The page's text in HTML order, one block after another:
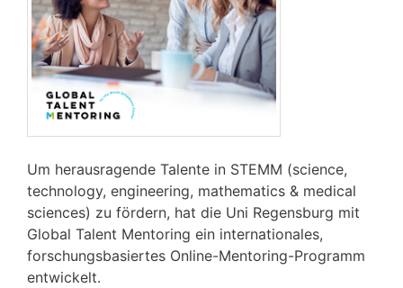
Um herausragende Talente in STEMM (science,
technology, engineering, mathematics & medical
sciences) zu fördern, hat die Uni Regensburg mit
Global Talent Mentoring ein internationales,
forschungsbasiertes Online-Mentoring-Programm
entwickelt.